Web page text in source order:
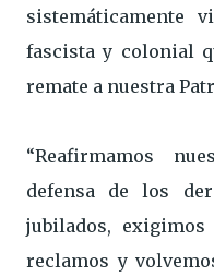
sistemáticamente
fascista y colonial
remate a nuestra
“Reafirmamos
defensa de los
jubilados, exigimos
reclamos y